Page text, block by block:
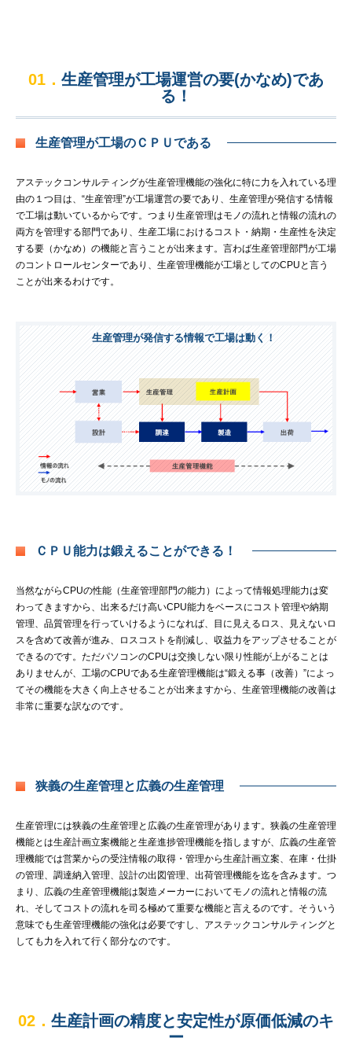
01． 生産管理が工場運営の要(かなめ)であ
る！
生産管理が工場のＣＰＵである
アステックコンサルティングが生産管理機能の強化に特に力を入れている理
由の１つ目は、“生産管理”が工場運営の要であり、生産管理が発信する情報
で工場は動いているからです。つまり生産管理はモノの流れと情報の流れの
両方を管理する部門であり、生産工場におけるコスト・納期・生産性を決定
する要（かなめ）の機能と言うことが出来ます。言わば生産管理部門が工場
のコントロールセンターであり、生産管理機能が工場としてのCPUと言う
ことが出来るわけです。
生産管理が発信する情報で工場は動く！
ＣＰＵ能力は鍛えることができる！
当然ながらCPUの性能（生産管理部門の能力）によって情報処理能力は変
わってきますから、出来るだけ高いCPU能力をベースにコスト管理や納期
管理、品質管理を行っていけるようになれば、目に見えるロス、見えないロ
スを含めて改善が進み、ロスコストを削減し、収益力をアップさせることが
できるのです。ただパソコンのCPUは交換しない限り性能が上がることは
ありませんが、工場のCPUである生産管理機能は“鍛える事（改善）”によっ
てその機能を大きく向上させることが出来ますから、生産管理機能の改善は
非常に重要な訳なのです。
狭義の生産管理と広義の生産管理
生産管理には狭義の生産管理と広義の生産管理があります。狭義の生産管理
機能とは生産計画立案機能と生産進捗管理機能を指しますが、広義の生産管
理機能では営業からの受注情報の取得・管理から生産計画立案、在庫・仕掛
の管理、調達納入管理、設計の出図管理、出荷管理機能を迄を含みます。つ
まり、広義の生産管理機能は製造メーカーにおいてモノの流れと情報の流
れ、そしてコストの流れを司る極めて重要な機能と言えるのです。そういう
意味でも生産管理機能の強化は必要ですし、アステックコンサルティングと
しても力を入れて行く部分なのです。
02． 生産計画の精度と安定性が原価低減のキ